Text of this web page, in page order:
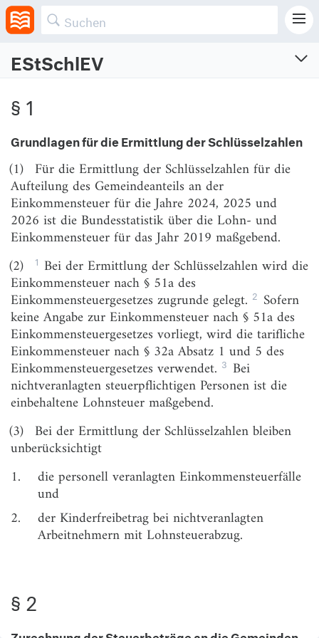
EStSchlEV
Verordnung über die Ermittlung der Schlüsselzahlen für die Aufteilung des
Gemeindeanteils an der Einkommensteuer für die Jahre 2024, 2025 und 2026
Vom 17.10.2023 (BGBl. I S. Nr. 284)
§ 1
Grundlagen für die Ermittlung der Schlüsselzahlen
§ 2
Zurechnung der Steuerbeträge an die Gemeinden
§ 3
Rundung der Schlüsselzahlen
Neufestsetzung der Schlüsselzahlen bei
kommunaler Neugliederung
§ 5
Inkrafttreten, Außerkrafttreten
§ 1
Grundlagen für die Ermittlung der Schlüsselzahlen
(1) Für die Ermittlung der Schlüsselzahlen für die
Aufteilung des Gemeindeanteils an der
Einkommensteuer für die Jahre 2024, 2025 und
2026 ist die Bundesstatistik über die Lohn- und
Einkommensteuer für das Jahr 2019 maßgebend.
(2)
1 Bei der Ermittlung der Schlüsselzahlen wird die
Einkommensteuer nach § 51a des
Einkommensteuergesetzes zugrunde gelegt. 2 Sofern
keine Angabe zur Einkommensteuer nach § 51a des
Einkommensteuergesetzes vorliegt, wird die tarifliche
Einkommensteuer nach § 32a Absatz 1 und 5 des
Einkommensteuergesetzes verwendet. 3 Bei
nichtveranlagten steuerpflichtigen Personen ist die
einbehaltene Lohnsteuer maßgebend.
(3) Bei der Ermittlung der Schlüsselzahlen bleiben
unberücksichtigt
1.
die personell veranlagten Einkommensteuerfälle
und
2.
der Kinderfreibetrag bei nichtveranlagten
Arbeitnehmern mit Lohnsteuerabzug.
§ 2